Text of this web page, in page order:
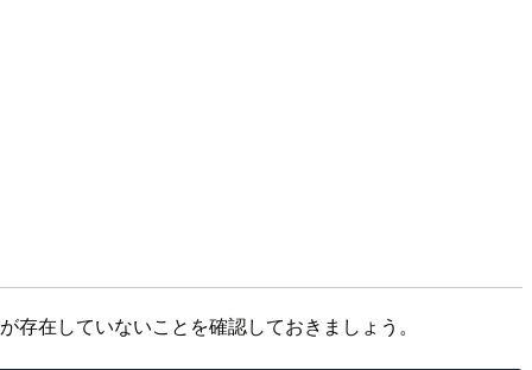
在していないことを確認しておきましょう。